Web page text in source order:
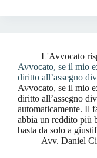
L'Avvocato
Avvocato, se il mio
diritto all’assegno
Avvocato, se il mio
diritto all’assegno
automaticamente. Il
abbia un reddito più
basta da solo a
Avv. Daniel